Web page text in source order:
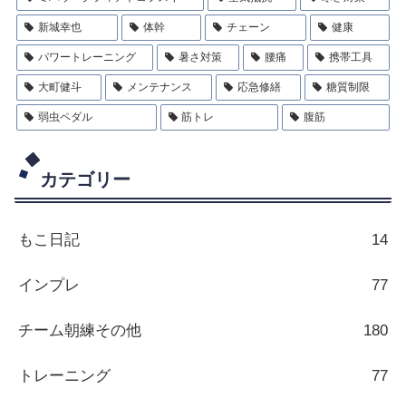
新城幸也 体幹 チェーン 健康
パワートレーニング 暑さ対策 腰痛 携帯工具
大町健斗 メンテナンス 応急修繕 糖質制限
弱虫ペダル 筋トレ 腹筋
カテゴリー
もこ日記 14
インプレ 77
チーム朝練その他 180
トレーニング 77